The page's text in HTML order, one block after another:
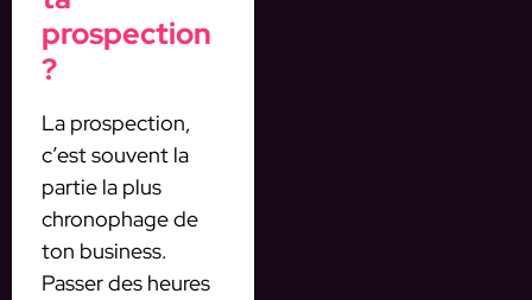
prospection
?
La prospection,
c’est souvent la
partie la plus
chronophage de
ton business.
Passer des heures